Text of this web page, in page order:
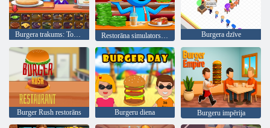
Burgera trakums: Top Burger veikals Restorāna simulators: burgeri un pica Burgera dzīve
Burger Rush restorāns Burgeru diena Burgeru impērija